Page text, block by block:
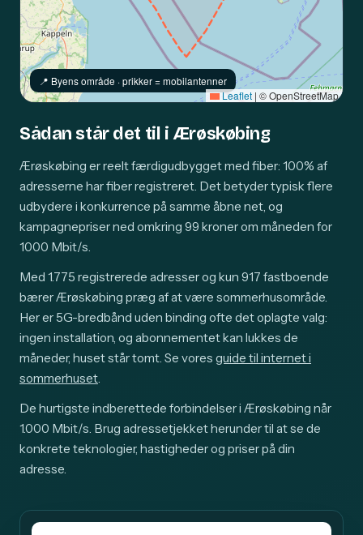
📍️ Byens område · prikker = mobilantenner
Leaflet | © OpenStreetMap
Sådan står det til i Ærøskøbing
Ærøskøbing er reelt færdigudbygget med fiber: 100% af
adresserne har fiber registreret. Det betyder typisk flere
udbydere i konkurrence på samme åbne net, og
kampagnepriser ned omkring 99 kroner om måneden for
1000 Mbit/s.
Med 1.775 registrerede adresser og kun 917 fastboende
bærer Ærøskøbing præg af at være sommerhusområde.
Her er 5G-bredbånd uden binding ofte det oplagte valg:
ingen installation, og abonnementet kan lukkes de
måneder, huset står tomt. Se vores guide til internet i
sommerhuset.
De hurtigste indberettede forbindelser i Ærøskøbing når
1.000 Mbit/s. Brug adressetjekket herunder til at se de
konkrete teknologier, hastigheder og priser på din
adresse.